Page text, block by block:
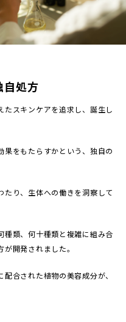
自処方
たスキンケアを追求し、誕生し
果をもたらすかという、独自の
たり、生体への働きを洞察して
種類、何十種類と複雑に組み合
開発されました。
合された植物の美容成分が、